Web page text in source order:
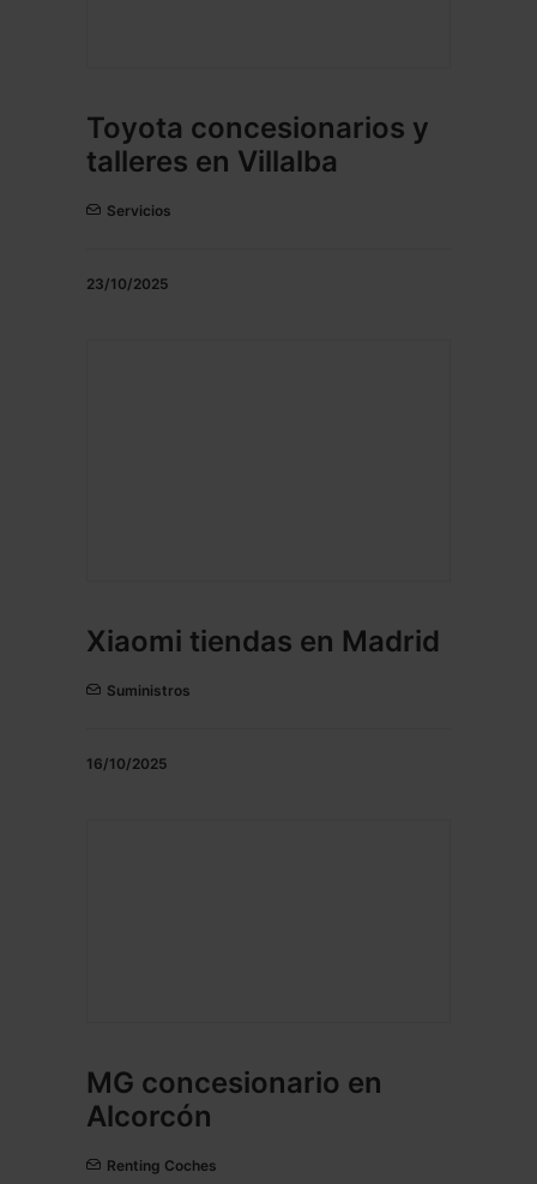
Toyota concesionarios y
talleres en Villalba
Servicios
23/10/2025
Xiaomi tiendas en Madrid
Suministros
16/10/2025
MG concesionario en
Alcorcón
Renting Coches